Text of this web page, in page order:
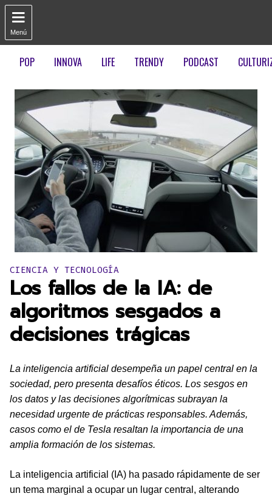

Menú
POP INNOVA LIFE TRENDY PODCAST
Publicado en:
CIENCIA Y TECNOLOGÍA
Los fallos de la IA: de
algoritmos sesgados a
decisiones trágicas
La inteligencia artificial desempeña un papel central en la
sociedad, pero presenta desafíos éticos. Los sesgos en
los datos y las decisiones algorítmicas subrayan la
necesidad urgente de prácticas responsables. Además,
casos como el de Tesla resaltan la importancia de una
amplia formación de los sistemas.
La inteligencia artificial (IA) ha pasado rápidamente de ser
un tema marginal a ocupar un lugar central, alterando